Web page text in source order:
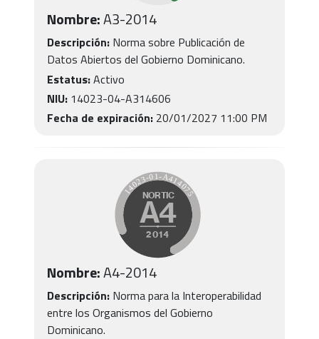
Nombre:A3-2014
Descripción: Norma sobre Publicación de
Datos Abiertos del Gobierno Dominicano.
Estatus:Activo
NIU: 14023-04-A314606
Fecha de expiración: 20/01/2027 11:00 PM
Nombre:A4-2014
Descripción: Norma para la Interoperabilidad
entre los Organismos del Gobierno
Dominicano.